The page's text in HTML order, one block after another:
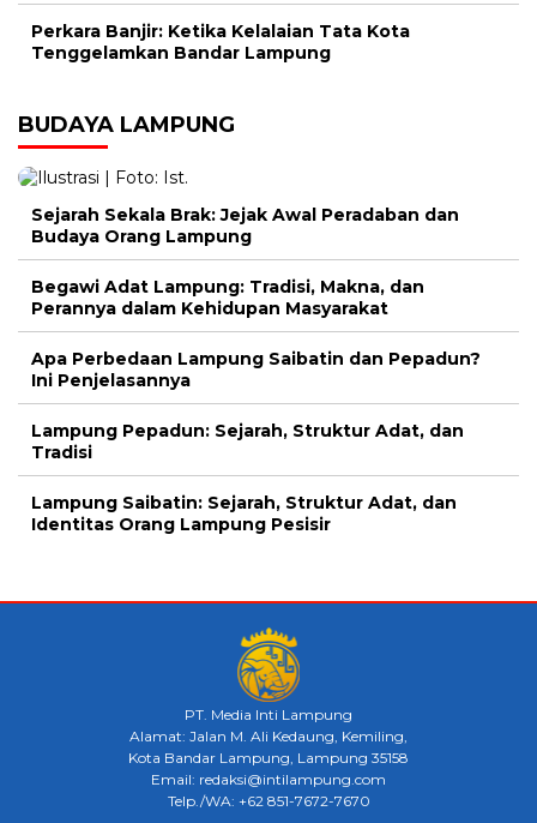
Perkara Banjir: Ketika Kelalaian Tata Kota
Tenggelamkan Bandar Lampung
BUDAYA LAMPUNG
Sejarah Sekala Brak: Jejak Awal Peradaban dan
Budaya Orang Lampung
Begawi Adat Lampung: Tradisi, Makna, dan
Perannya dalam Kehidupan Masyarakat
Apa Perbedaan Lampung Saibatin dan Pepadun?
Ini Penjelasannya
Lampung Pepadun: Sejarah, Struktur Adat, dan
Tradisi
Lampung Saibatin: Sejarah, Struktur Adat, dan
Identitas Orang Lampung Pesisir
PT. Media Inti Lampung
Alamat: Jalan M. Ali Kedaung, Kemiling,
Kota Bandar Lampung, Lampung 35158
Email: redaksi@intilampung.com
Telp./WA: +62 851-7672-7670